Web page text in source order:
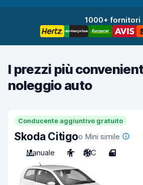
1000+ fornitori
I prezzi più
noleggio auto
Conducente aggiuntivo gratuito
Skoda Citigoo Mini simile
Manuale
4 A/C 4